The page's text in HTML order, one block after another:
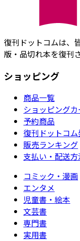
復刊ドットコムは、
版・品切れ本を復刊
ショッピング
商品一覧
ショッピングカ
予約商品
復刊ドットコ
販売ランキング
支払い・配送方
コミック・漫画
エンタメ
児童書・絵本
文芸書
専門書
実用書